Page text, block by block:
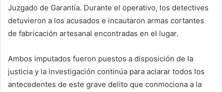
Juzgado de Garantía. Durante el operativo, los detectives
detuvieron a los acusados e incautaron armas cortantes
de fabricación artesanal encontradas en el lugar.
Ambos imputados fueron puestos a disposición de la
justicia y la investigación continúa para aclarar todos los
antecedentes de este grave delito que conmociona a la